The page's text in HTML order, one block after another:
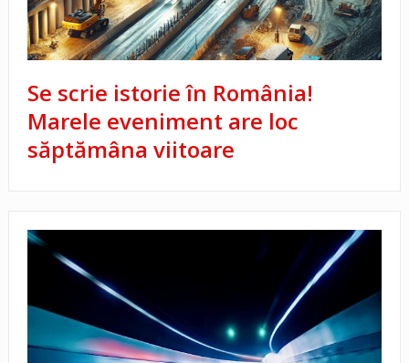
Se scrie istorie în România!
Marele eveniment are loc
săptămâna viitoare